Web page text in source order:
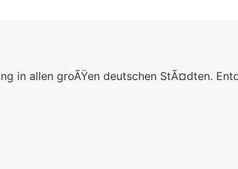
in allen groÃŸen deutschen StÃ¤dten.